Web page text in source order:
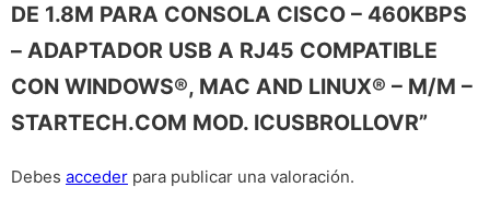
DE 1.8M PARA CONSOLA CISCO – 460KBPS
– ADAPTADOR USB A RJ45 COMPATIBLE
CON WINDOWS®, MAC AND LINUX® – M/M –
STARTECH.COM MOD. ICUSBROLLOVR”
Debes acceder para publicar una valoración.